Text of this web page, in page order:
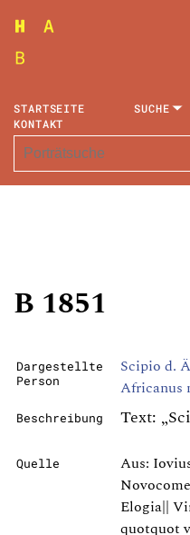
STARTSEITE SUCHE
KONTAKT
B 1851
Dargestellte
Person
Scipio d.
Africanus
Beschreibung Text:
Quelle
Aus:
Elogia||
quotquot